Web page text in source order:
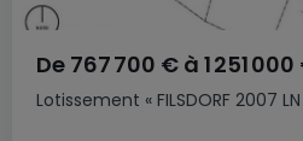
Lotissement « FILSDORF 2007
De 767 700 € à 1 251